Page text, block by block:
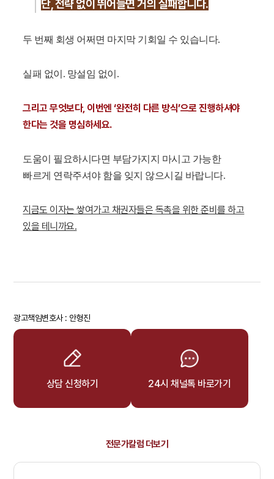
단, 전략 없이 뛰어들면 거의 실패합니다.
두 번째 회생 어쩌면 마지막 기회일 수 있습니다.
실패 없이. 망설임 없이.
그리고 무엇보다, 이번엔 ‘완전히 다른 방식’으로 진행하셔야
한다는 것을 명심하세요.
도움이 필요하시다면 부담가지지 마시고 가능한
빠르게 연락주셔야 함을 잊지 않으시길 바랍니다.
지금도 이자는 쌓여가고 채권자들은 독촉을 위한 준비를 하고
있을 테니까요.
광고책임변호사 : 안형진
상담 신청하기 24시 채널톡 바로가기
전문가칼럼 더보기